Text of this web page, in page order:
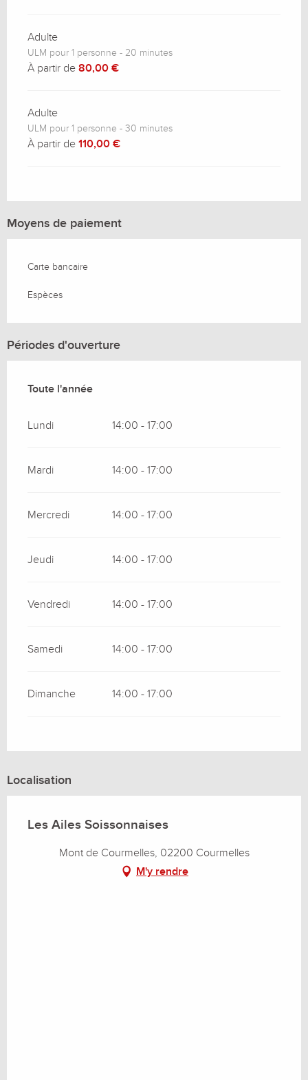
Adulte
ULM pour 1 personne - 20 minutes
À partir de 80,00 €
Adulte
ULM pour 1 personne - 30 minutes
À partir de 110,00 €
Moyens de paiement
Carte bancaire
Espèces
Périodes d'ouverture
Toute l'année
Toute l'année
Lundi 14:00 - 17:00
Mardi 14:00 - 17:00
Mercredi 14:00 - 17:00
Jeudi 14:00 - 17:00
Vendredi 14:00 - 17:00
Samedi 14:00 - 17:00
Dimanche 14:00 - 17:00
Localisation
Les Ailes Soissonnaises
Mont de Courmelles, 02200 Courmelles
M'y rendre